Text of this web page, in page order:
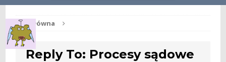
Str. główna
Reply To: Procesy sądowe